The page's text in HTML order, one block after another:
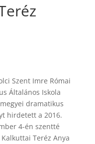
Szent Imre Római
Általános Iskola
dramatikus
hirdetett a 2016.
4-én szentté
Teréz Anya